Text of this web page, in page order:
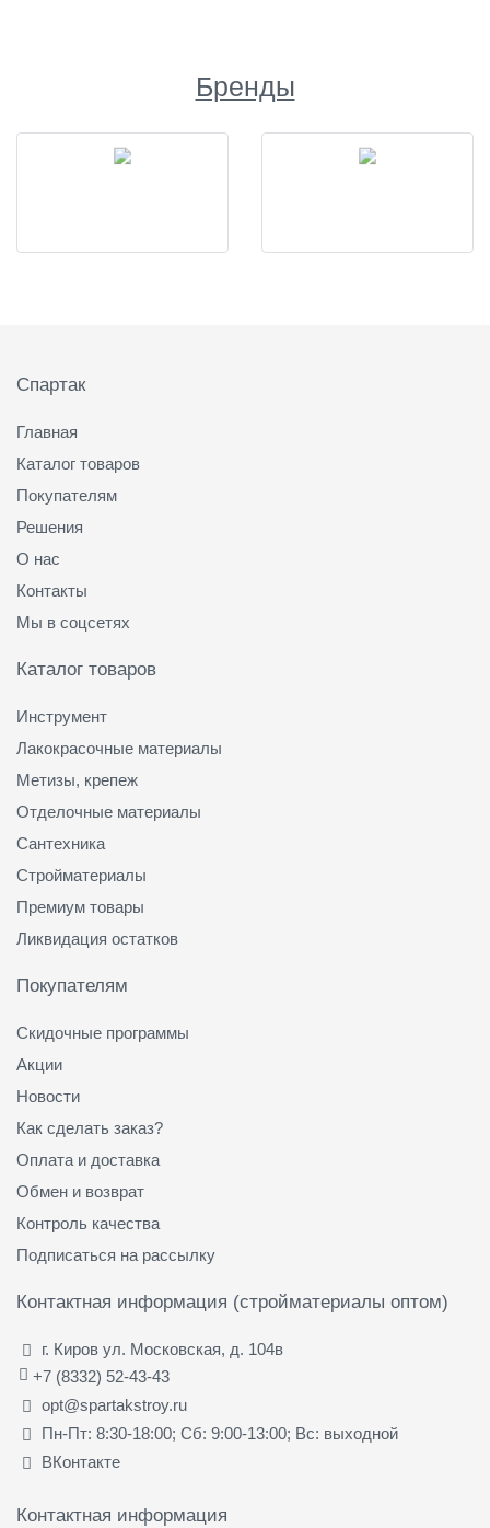
Бренды
Спартак
Главная
Каталог товаров
Покупателям
Решения
О нас
Контакты
Мы в соцсетях
Каталог товаров
Инструмент
Лакокрасочные материалы
Метизы, крепеж
Отделочные материалы
Сантехника
Стройматериалы
Премиум товары
Ликвидация остатков
Покупателям
Скидочные программы
Акции
Новости
Как сделать заказ?
Оплата и доставка
Обмен и возврат
Контроль качества
Подписаться на рассылку
Контактная информация (стройматериалы оптом)
г. Киров ул. Московская, д. 104в
+7 (8332) 52-43-43
opt@spartakstroy.ru
Пн-Пт: 8:30-18:00; Сб: 9:00-13:00; Вс: выходной
ВКонтакте
Контактная информация